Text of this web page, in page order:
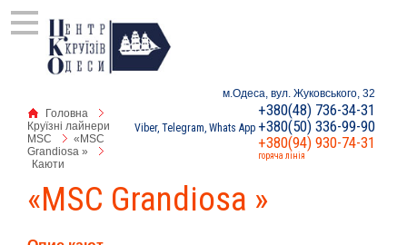
м.Одеса, вул. Жуковського, 32
+380(48) 736-34-31
Viber, Telegram, Whats App +380(50) 336-99-90
горяча лінія
+380(94) 930-74-31
Головна
Круїзні лайнери
MSC
«MSC
Grandiosa »
Каюти
«MSC Grandiosa »